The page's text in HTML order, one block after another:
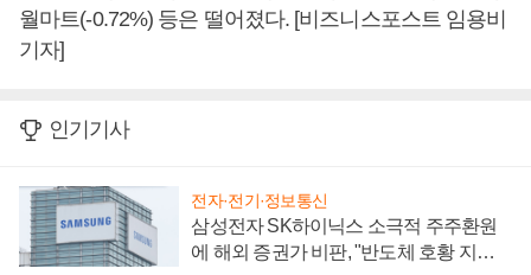
월마트(-0.72%) 등은 떨어졌다. [비즈니스포스트 임용비
기자]
인기기사
전자·전기·정보통신
삼성전자 SK하이닉스 소극적 주주환원
에 해외 증권가 비판, "반도체 호황 지속